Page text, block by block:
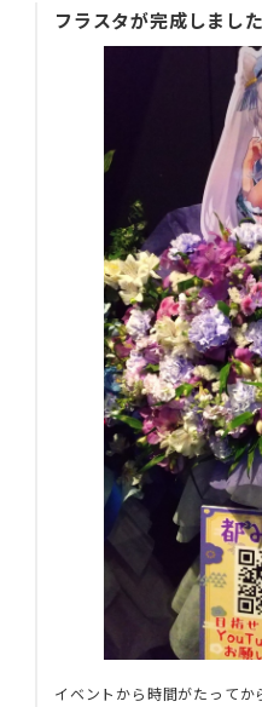
フラスタが完成しました
イベントから時間がたってか